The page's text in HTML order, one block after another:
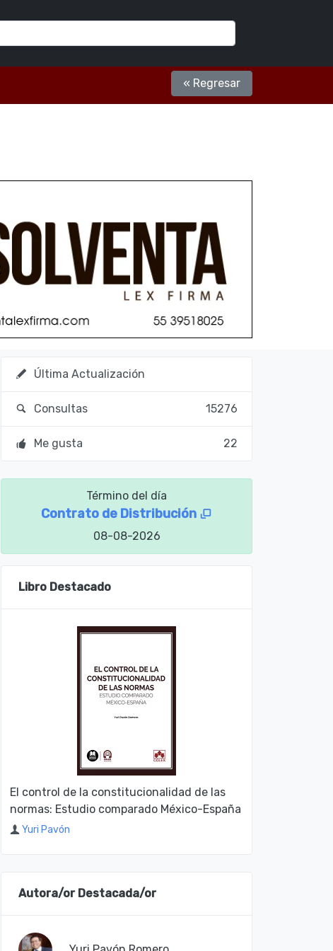
« Regresar
Última Actualización
Consultas 15276
Me gusta 22
Término del día
Contrato de Distribución
08-08-2026
Libro Destacado
El control de la constitucionalidad de las
normas: Estudio comparado México-España
Yuri Pavón
Autora/or Destacada/or